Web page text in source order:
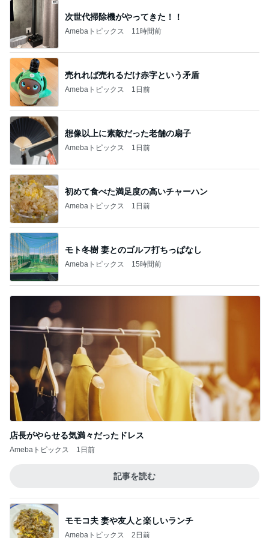
次世代掃除機がやってきた！！
Amebaトピックス 11時間前
売れれば売れるだけ赤字という矛盾
Amebaトピックス 1日前
想像以上に素敵だった老舗の扇子
Amebaトピックス 1日前
初めて食べた満足度の高いチャーハン
Amebaトピックス 1日前
モト冬樹 妻とのゴルフ打ちっぱなし
Amebaトピックス 15時間前
店長がやらせる気満々だったドレス
Amebaトピックス 1日前
記事を読む
モモコ夫 妻や友人と楽しいランチ
Amebaトピックス 2日前